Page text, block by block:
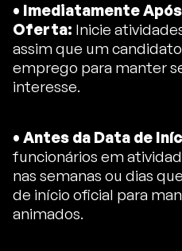
• Imediatamente
Oferta: Inicie
assim que um
emprego para manter
interesse.
• Antes da Data de
funcionários em
nas semanas ou dias
de início oficial para
animados.